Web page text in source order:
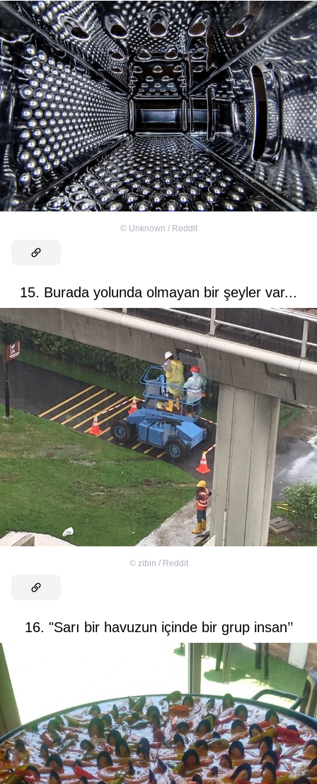
© Unknown / Reddit
15. Burada yolunda olmayan bir şeyler var...
© zibin / Reddit
16. "Sarı bir havuzun içinde bir grup insan’’